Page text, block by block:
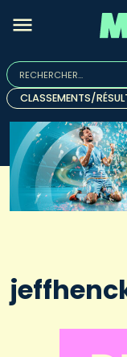
Rechercher :
Quand les
CLASSEMENTS/